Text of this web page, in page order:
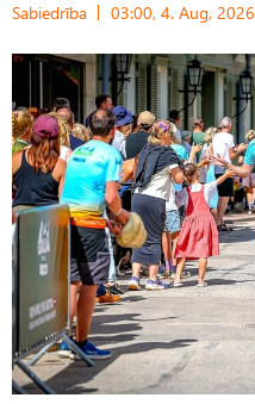
Sabiedrība 03:00, 4. Aug, 2026